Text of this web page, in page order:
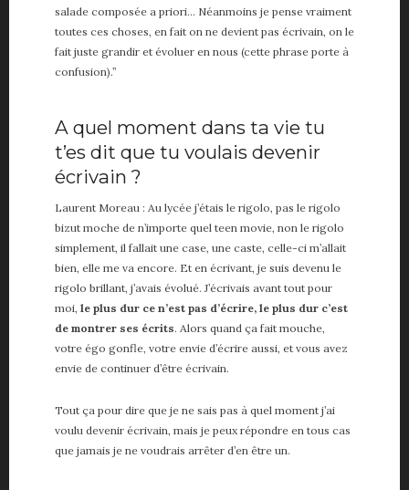
salade composée a priori… Néanmoins je pense vraiment
toutes ces choses, en fait on ne devient pas écrivain, on le
fait juste grandir et évoluer en nous (cette phrase porte à
confusion).”
A quel moment dans ta vie tu
t’es dit que tu voulais devenir
écrivain ?
Laurent Moreau : Au lycée j’étais le rigolo, pas le rigolo
bizut moche de n’importe quel teen movie, non le rigolo
simplement, il fallait une case, une caste, celle-ci m’allait
bien, elle me va encore. Et en écrivant, je suis devenu le
rigolo brillant, j’avais évolué. J’écrivais avant tout pour
moi, le plus dur ce n’est pas d’écrire, le plus dur c’est
de montrer ses écrits. Alors quand ça fait mouche,
votre égo gonfle, votre envie d’écrire aussi, et vous avez
envie de continuer d’être écrivain.
Tout ça pour dire que je ne sais pas à quel moment j’ai
voulu devenir écrivain, mais je peux répondre en tous cas
que jamais je ne voudrais arrêter d’en être un.